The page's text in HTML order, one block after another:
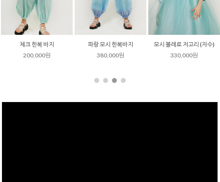
모시 볼레로 저고리 (자수)
330,000원
체크 전통 한복 치마
250,000원
모시 볼레로 저고리 (하늘)
290,000원